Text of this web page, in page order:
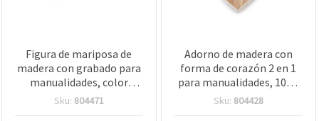
Figura de mariposa de
madera con grabado para
manualidades, color
natural, 190x150x20 mm -
Sku: 804471
Adorno de madera con
forma de corazón 2 en 1
para manualidades, 100 x
15 mm, natural y blanco -
Sku: 804428